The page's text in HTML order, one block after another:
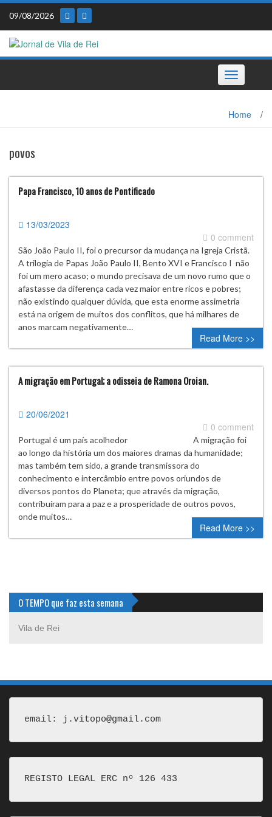
Skip
content
09/08/2026
Toggle
navigation
Home /
povos
Papa Francisco, 10 anos de Pontificado
13/03/2023
0 comment
São João Paulo II, foi o precursor da mudança na Igreja Cristã.
A trilogia de Papas João Paulo II, Bento XVI e Francisco I não
foi um mero acaso; o mundo precisava de um novo rumo que o
afastasse da diferença cada vez maior entre ricos e pobres;
não existindo qualquer dúvida, que esta enorme assimetria
está na origem de muitos dos conflitos, que há milhares de
anos marcam negativamente…
Read More >>
A migração em Portugal; a odisseia de Ramona Oroian.
20/06/2021
0 comment
Portugal é um país acolhedor A migração foi
ao longo da história um dos maiores dramas da humanidade;
mas também tem sido, a grande transmissora do
conhecimento e intercâmbio entre povos oriundos de
diversos pontos do Planeta; que através da migração,
contribuíram para a paz e a prosperidade de outros povos,
onde muitos…
Read More >>
O TEMPO que faz esta semana
Vila de Rei
email: j.vitopo@gmail.com
REGISTO LEGAL ERC nº 126 433